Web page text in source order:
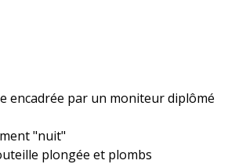
encadrée par un moniteur diplômé
"nuit"
plongée et plombs